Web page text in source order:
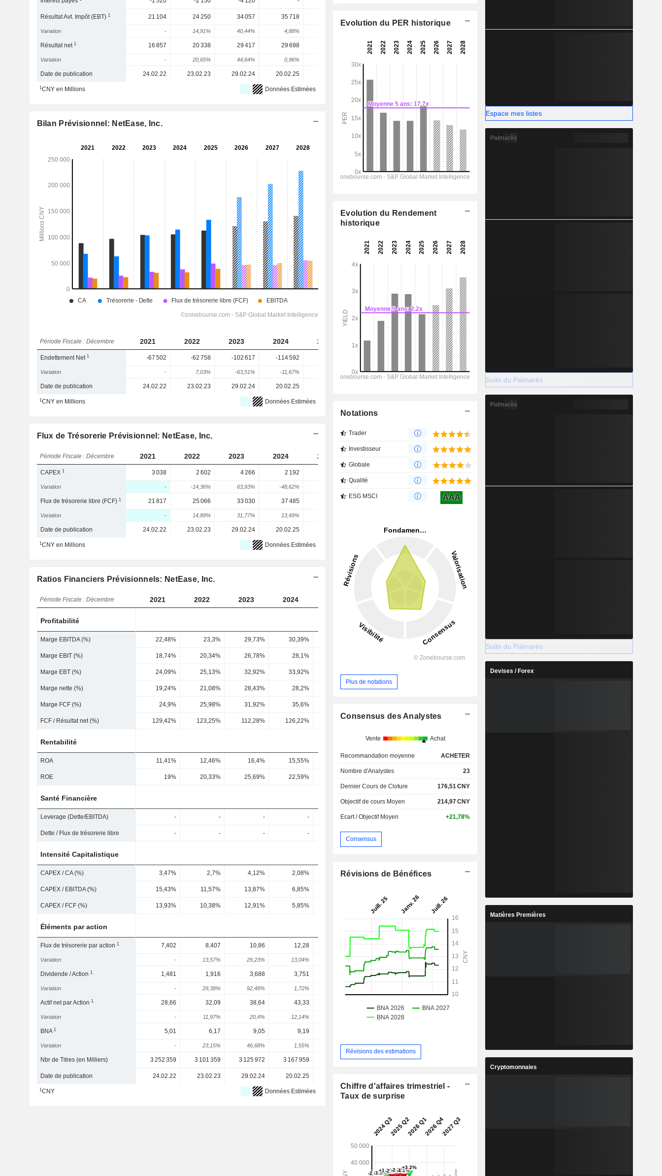
Résultat Avt. Impôt (EBT)1 21 104 24 250 34 057 35 718
Variation - 14,91% 40,44% 4,88%
Résultat net1 16 857 20 338 29 417 29 698 39 363 43 118 46 960
Variation - 20,65% 44,64% 0,96%
Date de publication 24.02.22 23.02.23 29.02.24 20.02.25
1CNY en Millions Données Estimées
Bilan Prévisionnel: NetEase, Inc.
Période Fiscale : Décembre 2021 2022 2023 2024 2025 2026 2027 2028
Endettement Net1 -67 502 -62 758 -102 617 -114 592 -176 561 -202 115 -227 510
Variation - 7,03% -63,51% -11,67% -32,33% -14,47% -12,56%
Date de publication 24.02.22 23.02.23 29.02.24 20.02.25
1CNY en Millions Données Estimées
Flux de Trésorerie Prévisionnel: NetEase, Inc.
Période Fiscale : Décembre 2021 2022 2023 2024 2025
CAPEX1 3 038 2 602 4 266 2 192
Variation - -14,36% 63,93% -48,62%
Flux de trésorerie libre (FCF)1 21 817 25 066 33 030 37 485 48 733 45 416 55 387
Variation - 14,89% 31,77% 13,49%
Date de publication 24.02.22 23.02.23 29.02.24 20.02.25 -
1CNY en Millions Données Estimées
Ratios Financiers Prévisionnels: NetEase, Inc.
Période Fiscale : Décembre 2021 2022 2023 2024 2027
Profitabilité
Marge EBITDA (%) 22,48% 23,3% 29,73% 30,39% 38,54% 38,3% 38,99%
Marge EBIT (%) 18,74% 20,34% 26,78% 28,1% 36,4% 37,1%
Marge EBT (%) 24,09% 25,13% 32,92% 33,92%
Marge nette (%) 19,24% 21,08% 28,43% 28,2% 29,98% 32,57%
Marge FCF (%) 24,9% 25,98% 31,92% 35,6%
FCF / Résultat net (%) 129,42% 123,25% 112,28% 126,22% 144,35% 115,38% 105,33%
Rentabilité
ROA 11,41% 12,46% 16,4% 15,55%
ROE 19% 20,33% 25,69% 22,59%
Santé Financière
Leverage (Dette/EBITDA) - - - - - -
Dette / Flux de trésorerie libre - - - - -
Intensité Capitalistique
CAPEX / CA (%) 3,47% 2,7% 4,12% 2,08% 1,78% 1,71% 1,84% 1,91%
CAPEX / EBITDA (%) 15,43% 11,57% 13,87% 6,85%
CAPEX / FCF (%) 13,93% 10,38% 12,91% 5,85% 4,55% 5,27% 4,83%
Éléments par action
Flux de trésorerie par action1 7,402 8,407 10,86 12,28 15,77 13,6 14,7
Variation - 13,57% 29,23% 13,04% -13,75% 8,12%
Dividende / Action1 1,481 1,916 3,688 3,751 4,113 4,357 5,456
Variation - 29,38% 92,48% 1,72% 9,63% 25,23%
Actif net par Action1 28,66 32,09 38,64 43,33
Variation - 11,97% 20,4% 12,14% 15,26%
BNA1 5,01 6,17 9,05 9,19
Variation - 23,15% 46,68% 1,55% 14,04% 17,6%
Nbr de Titres (en Milliers) 3 252 359 3 101 359 3 125 972 3 167 959 3 167 959 3 201 251 3 201 251 3 201 251
Date de publication 24.02.22 23.02.23 29.02.24 20.02.25
1CNY Données Estimées
Evolution du PER historique
Evolution du Rendement
historique
Notations
Trader
Investisseur
Globale
Qualité
ESG MSCI AAA
Plus de notations
Consensus des Analystes
Vente Achat
Recommandation moyenne ACHETER
Nombre d'Analystes 23
Dernier Cours de Cloture 176,51CNY
Objectif de cours Moyen 214,97CNY
Ecart / Objectif Moyen +21,78%
Consensus
Révisions de Bénéfices
Révisions des estimations
Chiffre d'affaires trimestriel -
Taux de surprise
Espace mes listes
Palmarès
Suite du Palmarès
Palmarès
Suite du Palmarès
Devises / Forex
Matières Premières
Cryptomonnaies